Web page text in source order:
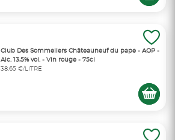
Club Des Sommeliers Châteauneuf du pape - AOP -
Alc. 13,5% vol. - Vin rouge - 75cl
38,65 €/LITRE